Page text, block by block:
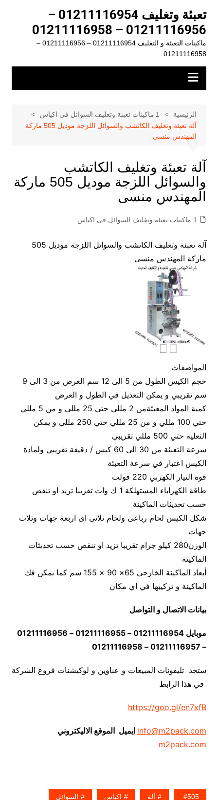
المحتوى
تعبئة وتغليف 01211116954 –
01211116956 – 01211116958
ماكينات التعبئة و التغليف 01211116954 – 01211116956 –
01211116958
الرئيسية
1 ماكينات تعبئة وتغليف السوائل فى اكياس
آلة تعبئة وتغليف الكاتشب والسوائل اللزجة موديل 505 ماركة
المهندس منسى
آلة تعبئة وتغليف الكاتشب
والسوائل اللزجة موديل 505 ماركة
المهندس منسى
1 ماكينات تعبئة وتغليف السوائل فى اكياس
آلة تعبئة وتغليف الكاتشب والسوائل اللزجة موديل 505
ماركة المهندس منسى
المواصفات
حجم الكيس الطول من 5 الى 12 سم العرض من 3 الى 9
سم تقريبي و يمكن التعديل في الطول و العرض
كمية المواد المعبئةمن 2 مللي حتي 25 مللي و من 5 مللي
حتي 100 مللي و من 25 مللي حتي 250 مللي و يمكن
التعليه حتي 500 مللي تقريبي
سرعة التعبئة من 30 الى 60 كيس / دقيقة تقريبي ولمادة
الكيس اعتبار في سرعة التعبئة
قوة التيار الكهربي 220 فولت
طاقة الكهراباء المستهلكة 1 ك وات تقريبا تزيد او تنقص
حسب تحديثات الماكينة
شكل الكيس لحام رباعى ولحام ثلاثى اى اربعة جهات وثلاث
جهات
الوزن280 كيلو جرام تقريبا تزيد او تنقص حسب تحديثات
الماكينة
أبعاد الماكينة الخارجي 65× 90 × 155 سم كما يمكن فك
الماكينة و تركيبها في اي مكان
بيانات الاتصال و التواصل
موبايل 01211116954 – 01211116955 – 01211116956
– 01211116957 – 01211116958
ستجد تليفونات المبيعات و عناوين و لوكيشنات فروع الشركة
في هذا الرابط
https://goo.gl/en7xfB
info@m2pack.com ايميل الموقع الاليكتروني
m2pack.com
505 آلة اكياس السوائل